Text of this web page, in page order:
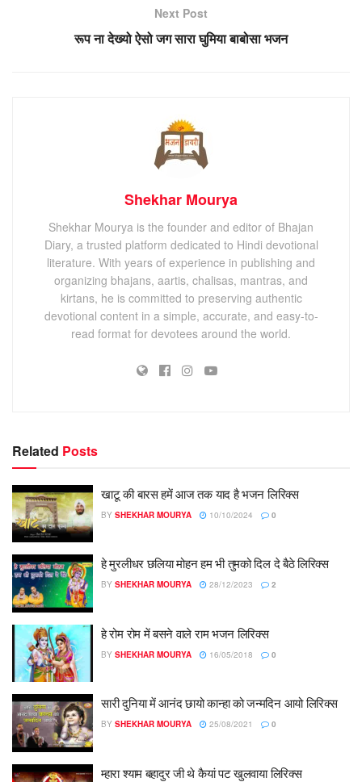
Next Post
रूप ना देख्यो ऐसो जग सारा घुमिया बाबोसा भजन
Shekhar Mourya
Shekhar Mourya is the founder and editor of Bhajan
Diary, a trusted platform dedicated to Hindi devotional
literature. With years of experience in publishing and
organizing bhajans, aartis, chalisas, mantras, and
kirtans, he is committed to preserving authentic
devotional content in a simple, accurate, and easy-to-
read format for devotees around the world.
Related Posts
खाटू की बारस हमें आज तक याद है भजन लिरिक्स
BY SHEKHAR MOURYA 10/10/2024 0
हे मुरलीधर छलिया मोहन हम भी तुमको दिल दे बैठे लिरिक्स
BY SHEKHAR MOURYA 28/12/2023 2
हे रोम रोम में बसने वाले राम भजन लिरिक्स
BY SHEKHAR MOURYA 16/05/2018 0
सारी दुनिया में आनंद छायो कान्हा को जन्मदिन आयो लिरिक्स
BY SHEKHAR MOURYA 25/08/2021 0
म्हारा श्याम बहादुर जी थे कैयां पट खुलवाया लिरिक्स